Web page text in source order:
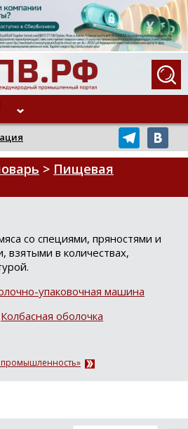
> Пищевая
co cпециями, прянocтями и
взятыми в кoличеcтвах,
упаковочная машина
Колбасная оболочка